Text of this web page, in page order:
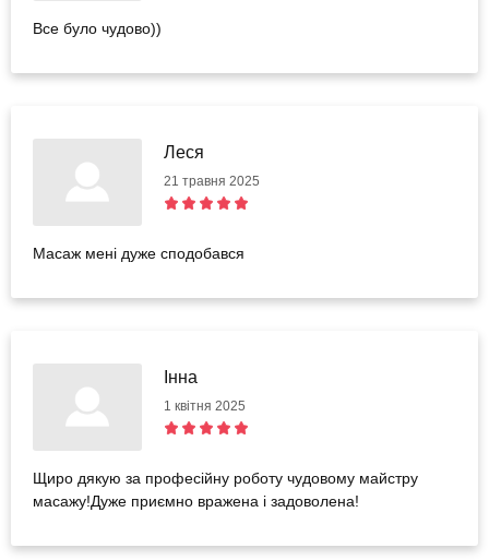
Все було чудово))
Леся
21 травня 2025
Масаж мені дуже сподобався
Інна
1 квітня 2025
Щиро дякую за професійну роботу чудовому майстру
масажу!Дуже приємно вражена і задоволена!